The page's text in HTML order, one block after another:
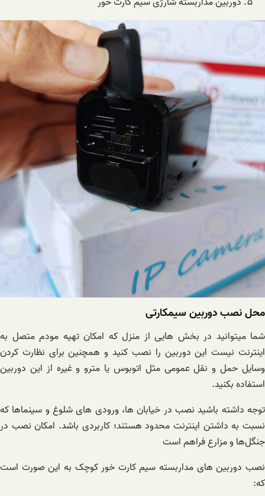
محل نصب دوربین سیمکارتی
شما میتوانید در بخش هایی از منزل که امکان تهیه مودم متصل به
اینترنت نیست این دوربین را نصب کنید و همچنین برای نظارت کردن
وسایل حمل و نقل عمومی مثل اتوبوس یا مترو و غیره از این دوربین
استفاده بکنید.
توجه داشته باشید نصب در خیابان ها، ورودی های شلوغ و سینماها که
نسبت به داشتن اینترنت محدود هستند؛ کاربردی باشد. امکان نصب در
جنگل‌ها و مزارع فراهم است
نصب دوربین های مداربسته سیم کارت خور کوچک به این صورت است
که: